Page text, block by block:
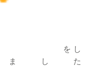
をし
した